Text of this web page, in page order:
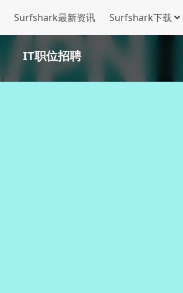
Surfshark最新资讯 Surfshark下载
IT职位招聘